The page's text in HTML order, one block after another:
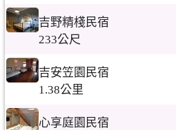
吉野精棧民宿
233公尺
吉安笠園民宿
1.38公里
心享庭園民宿